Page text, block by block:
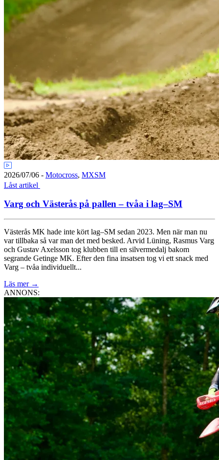
2026/07/06 - Motocross, MXSM
Låst artikel
Varg och Västerås på pallen – tvåa i lag–SM
Västerås MK hade inte kört lag–SM sedan 2023. Men när man nu
var tillbaka så var man det med besked. Arvid Lüning, Rasmus Varg
och Gustav Axelsson tog klubben till en silvermedalj bakom
segrande Getinge MK. Efter den fina insatsen tog vi ett snack med
Varg – tvåa individuellt...
Läs mer →
ANNONS: